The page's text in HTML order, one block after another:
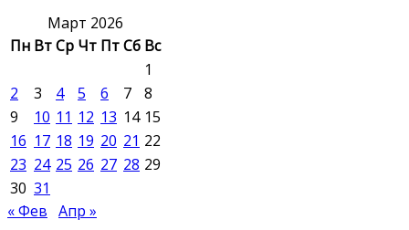
Март 2026
Пн ВтСр Чт ПтСб Вс
1
2
3 4 5 6 7
8
9
10 11 12 13 14 15
16 17 18 19 20 21 22
23 24 25 26 27 28 29
30 31
« Фев Апр »